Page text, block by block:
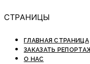
СТРАНИЦЫ
ГЛАВНАЯ СТРАНИЦА
ЗАКАЗАТЬ
О НАС